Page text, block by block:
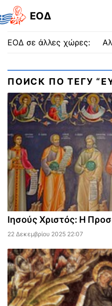
EOΔ
ΕΟΔ σε άλλες χώρες:
ПОИСК ПО ТЕГУ
Ιησούς Χριστός: Η
22 Δεκεμβρίου 2025 22:07